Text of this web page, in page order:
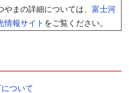
まの詳細については、 富士河
情報サイト をご覧ください。
ついて